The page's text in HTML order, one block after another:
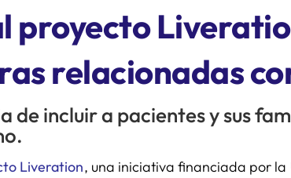
proyecto
relacionadas
incluir a pacientes y sus
Liveration, una iniciativa financiada por